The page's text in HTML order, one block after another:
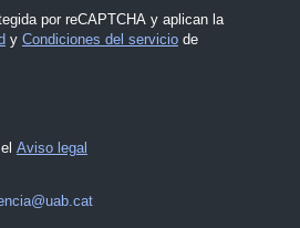
por reCAPTCHA y aplican la
y Condiciones del serviciode
Aviso legal